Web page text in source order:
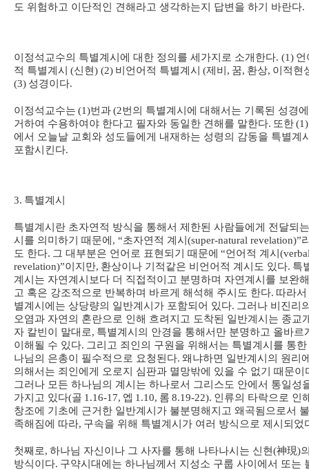
도 위험하고 이단적인 견해라고 생각하는지 답변을 하기 바란다.
이정석교수의 특별계시에 대한 정의를 세가지로 소개한다. (1) 언
적 특별계시 (신현) (2) 비언어적 특별계시 (제비 , 꿈, 환상, 이적현
(3) 성경이다.
이정석교수는 (1)번과(2번의 특별계시에 대해서는 기록된 성경
거하여 수용하여야 한다고 필자와 동일한 견해를 말한다. 또한(1)
에서 오늘날 교회와 성도들에게 내재하는 성령의 감동을 특별계
포함시킨다.
3. 특별계시
특별계시란 초자연적 방식을 통해서 제한된 사람들에게 전달되
시를 의미하기 때문에 , “초자연적 계시 (super-natural revelation)”
도 한다. 그 대부분은 언어로 표현되기 때문에 “언어적 계시
revelation)”이지만, 환상이나 기적같은 비언어적 계시도 있다. 특
계시는 자연계시보다 더 직접적이고 분명하며 자연계시를 보완
고 혹은 강조적으로 반복하며 바르게 해석해 주시도 한다. 따라서
별계시에는 상당량의 일반계시가 포함되어 있다. 그러나 비진리
오염과 자연의 혼란으로 인해 흐려지고 도착된 일반계시는 종교
자 칼빈이 말대로, 특별계시의 안경을 통해서만 분명하고 올바르
이해될 수 있다. 그리고 죄인의 구원을 위해서는 특별계시를 통한
나님의 은총이 필수적으로 요청된다. 왜냐하면 일반계시의 원리
의해서는 죄인에게 오로지 심판과 멸망밖에 있을 수 없기 때문이
그러나 모든 하나님의 계시는 하나로서 그리스도 안에서 통일성
가지고 있다(골 1.16-17, 엡 1.10, 롬 8.19-22). 인류의 타락으로 인
창조에 기초에 근거한 일반계시가 불분명해지고 왜곡됨으로서
족해짐에 따라, 구속을 위해 특별계시가 여러 방식으로 제시되었
첫째로, 하나님 자신이나 그 사자를 통해 나타나시는 신현(神現)
방식이다. 구약시대에는 하나님께서 지성소 구룹 사이에서 또는